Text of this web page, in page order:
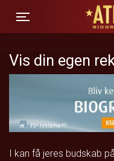
Toggle
ATLAS
Vis din egen
I kan få jeres budskab